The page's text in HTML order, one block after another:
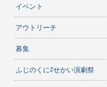
イベント
アウトリーチ
募集
ふじのくに⇄せかい演劇祭